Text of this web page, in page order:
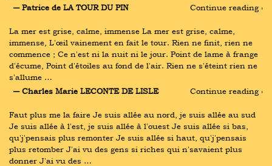
― Patrice de LA TOUR DU PIN
Continue reading ›
La mer est grise, calme, immense La mer est grise, calme,
immense, L'œil vainement en fait le tour. Rien ne finit, rien ne
commence ; Ce n'est ni la nuit ni le jour. Point de lame à frange
d'écume, Point d'étoiles au fond de l'air. Rien ne s'éteint rien ne
s'allume …
― Charles Marie LECONTE DE LISLE
Continue reading ›
Faut plus me la faire Je suis allée au nord, je suis allée au sud
Je suis allée à l'est, je suis allée à l'ouest Je suis allée si bas,
qu'j'pensais plus remonter Je suis allée si haut, qu'j'pensais
plus retomber J'ai vu des gens si riches qui n'savaient plus
donner J'ai vu des …